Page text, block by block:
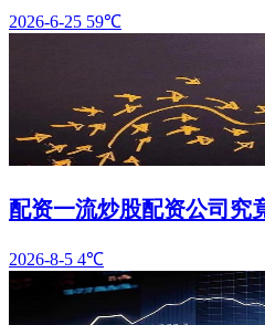
2026-6-25 59℃
配资一流炒股配资公司究
2026-8-5 4℃